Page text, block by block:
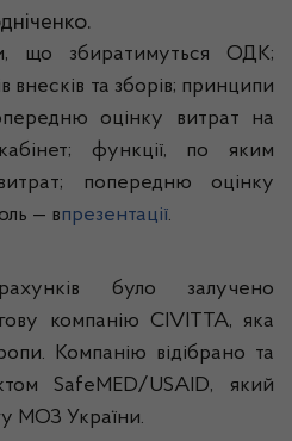
що збиратимуться ОДК;
внесків та зборів; принципи
оцінку витрат на
функції, по яким
попередню оцінку
— впрезентації.
було залучено
компанію CIVITTA, яка
Компанію відібрано та
SafeMED/USAID, який
МОЗ України.